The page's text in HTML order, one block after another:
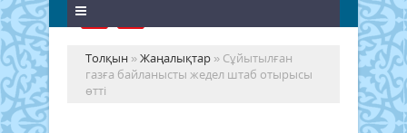
Толқын »Жаңалықтар » Сұйытылған
газға байланысты жедел штаб отырысы
өтті